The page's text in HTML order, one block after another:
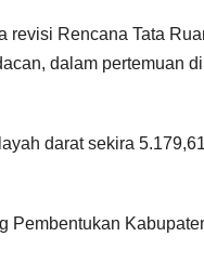
revisi Rencana Tata
dalam pertemuan di
darat sekira
Pembentukan